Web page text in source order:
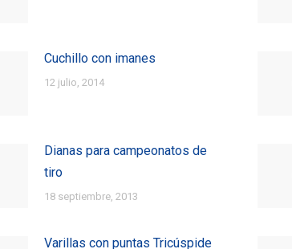
Cuchillo con imanes
12 julio, 2014
Dianas para campeonatos de
tiro
18 septiembre, 2013
Varillas con puntas Tricúspide